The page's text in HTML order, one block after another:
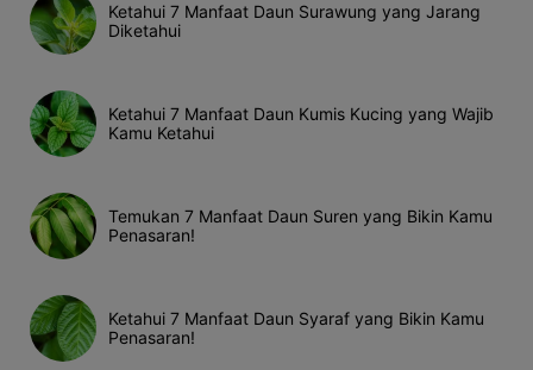
Ketahui 7 Manfaat Daun Surawung yang Jarang
Diketahui
Ketahui 7 Manfaat Daun Kumis Kucing yang Wajib
Kamu Ketahui
Temukan 7 Manfaat Daun Suren yang Bikin Kamu
Penasaran!
Ketahui 7 Manfaat Daun Syaraf yang Bikin Kamu
Penasaran!